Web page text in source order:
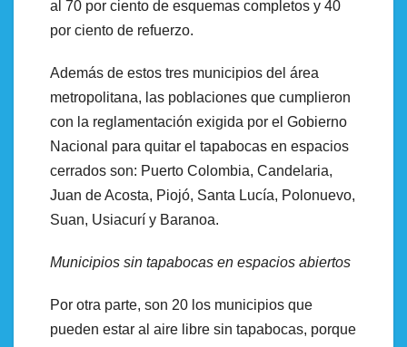
al 70 por ciento de esquemas completos y 40
por ciento de refuerzo.
Además de estos tres municipios del área
metropolitana, las poblaciones que cumplieron
con la reglamentación exigida por el Gobierno
Nacional para quitar el tapabocas en espacios
cerrados son: Puerto Colombia, Candelaria,
Juan de Acosta, Piojó, Santa Lucía, Polonuevo,
Suan, Usiacurí y Baranoa.
Municipios sin tapabocas en espacios abiertos
Por otra parte, son 20 los municipios que
pueden estar al aire libre sin tapabocas, porque